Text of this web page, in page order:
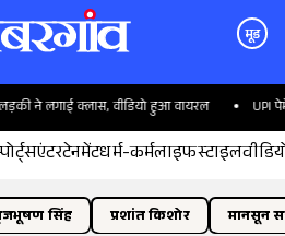
मूड
ने लगाई क्लास, वीडियो हुआ वायरल UPI पेमेंट
एंटरटेनमेंटधर्म-कर्मलाइफस्टाइल
सिंह प्रशांत किशोर मानसून